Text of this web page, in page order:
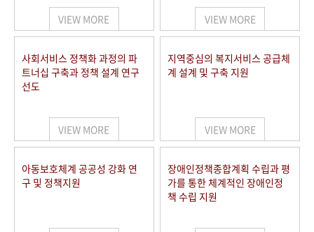
VIEW MORE VIEW MORE
사회서비스 정책화 과정의 파
트너십 구축과 정책 설계 연구
선도
VIEW MORE
지역중심의 복지서비스 공급체
계 설계 및 구축 지원
VIEW MORE
아동보호체계 공공성 강화 연
구 및 정책지원
장애인정책종합계획 수립과 평
가를 통한 체계적인 장애인정
책 수립 지원